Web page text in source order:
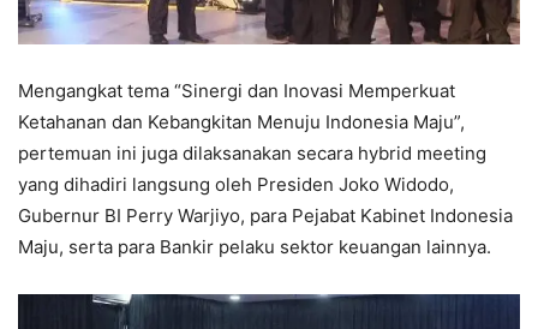
Mengangkat tema “Sinergi dan Inovasi Memperkuat
Ketahanan dan Kebangkitan Menuju Indonesia Maju”,
pertemuan ini juga dilaksanakan secara hybrid meeting
yang dihadiri langsung oleh Presiden Joko Widodo,
Gubernur BI Perry Warjiyo, para Pejabat Kabinet Indonesia
Maju, serta para Bankir pelaku sektor keuangan lainnya.